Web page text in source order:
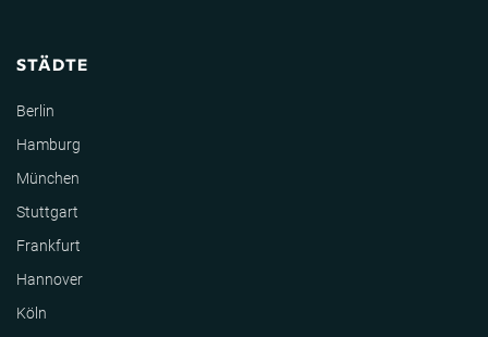
STÄDTE
Berlin
Hamburg
München
Stuttgart
Frankfurt
Hannover
Köln